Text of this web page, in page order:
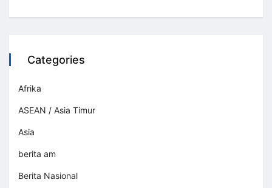
Categories
Afrika
ASEAN / Asia Timur
Asia
berita am
Berita Nasional